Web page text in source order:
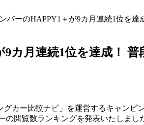
パーのHAPPY1＋が9カ月連続1位を達
カ月連続1位を達成！ 普
カー比較ナビ」を運営するキャンピ
の閲覧数ランキングを発表いたしまし